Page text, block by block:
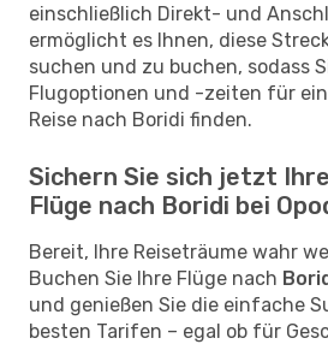
einschließlich Direkt- und
ermöglicht es Ihnen, diese
suchen und zu buchen, sodass
Flugoptionen und -zeiten für
Reise nach Boridi finden.
Sichern Sie sich jetzt
Flüge nach Boridi bei
Bereit, Ihre Reiseträume wahr
Buchen Sie Ihre Flüge nach
und genießen Sie die einfache
besten Tarifen – egal ob für